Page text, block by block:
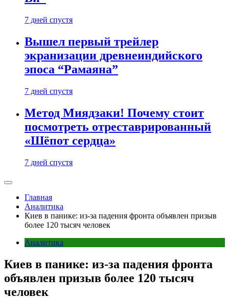
7 дней спустя
Вышел первый трейлер
экранизации древнеиндийского
эпоса “Рамаяна”
7 дней спустя
Метод Миядзаки! Почему стоит
посмотреть отреставрированный
«Шёпот сердца»
7 дней спустя
Главная
Аналитика
Киев в панике: из-за падения фронта объявлен призыв
более 120 тысяч человек
Аналитика
Киев в панике: из-за падения фронта
объявлен призыв более 120 тысяч
человек